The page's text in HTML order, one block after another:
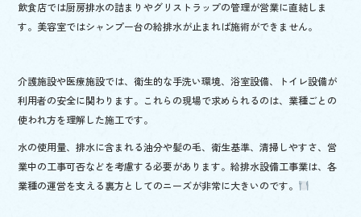
飲食店では厨房排水の詰まりやグリストラップの管理が営業に直結しま
す。美容室ではシャンプー台の給排水が止まれば施術ができません。
介護施設や医療施設では、衛生的な手洗い環境、浴室設備、トイレ設備が
利用者の安全に関わります。これらの現場で求められるのは、業種ごとの
使われ方を理解した施工です。
水の使用量、排水に含まれる油分や髪の毛、衛生基準、清掃しやすさ、営
業中の工事可否などを考慮する必要があります。給排水設備工事業は、各
業種の運営を支える裏方としてのニーズが非常に大きいのです。